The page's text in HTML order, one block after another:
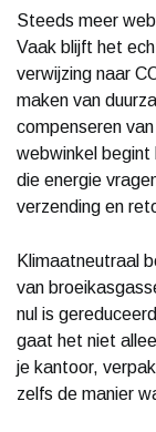
Steeds meer
Vaak blijft het
verwijzing naar
maken van
compenseren
webwinkel begint
die energie
verzending en
Klimaatneutraal
van
nul is
gaat het niet
je kantoor,
zelfs de manier